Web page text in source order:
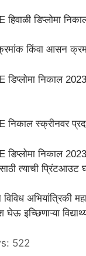
हिवाळी डिप्लोमा
किंवा आसन
डिप्लोमा निकाल
निकाल स्क्रीनवर
डिप्लोमा निकाल
त्याची प्रिंटआउट
विविध अभियांत्रिकी
घेऊ इच्छिणाऱ्या
522